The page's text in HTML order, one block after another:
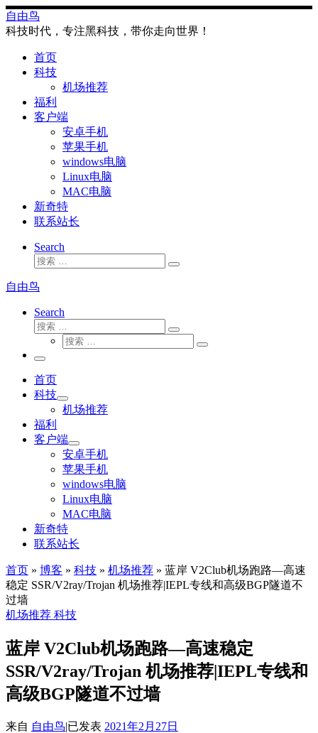
Skip
to
content
自由鸟
科技时代，专注黑科技，带你走向世界！
首页
科技
机场推荐
福利
客户端
安卓手机
苹果手机
windows电脑
Linux电脑
MAC电脑
新奇特
联系站长
Search
搜
搜
自由鸟
Search
搜
搜
索
搜
搜
主
菜
单
首页
科技
机场推荐
福利
客户端
安卓手机
苹果手机
windows电脑
Linux电脑
MAC电脑
新奇特
联系站长
首页 » 博客 » 科技 » 机场推荐 » 蓝岸 V2Club机场跑路—高速
稳定 SSR/V2ray/Trojan 机场推荐|IEPL专线和高级BGP隧道不
过墙
机场推荐 科技
蓝岸 V2Club机场跑路—高速稳定
SSR/V2ray/Trojan 机场推荐|IEPL专线和
高级BGP隧道不过墙
来自 自由鸟|已发表 2021年2月27日